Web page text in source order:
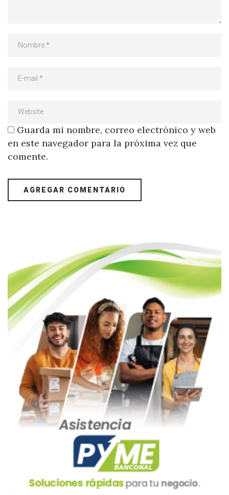
Guarda mi nombre, correo electrónico y web
en este navegador para la próxima vez que
comente.